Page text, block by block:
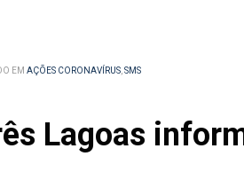
EM AÇÕES CORONAVÍRUS,SMS
Lagoas